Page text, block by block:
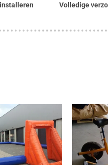
Volledige